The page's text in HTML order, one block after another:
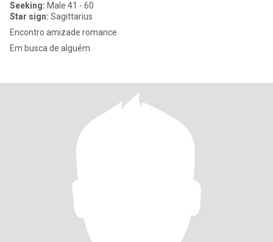
Seeking: Male 41 - 60
Star sign: Sagittarius
Encontro amizade romance
Em busca de alguém